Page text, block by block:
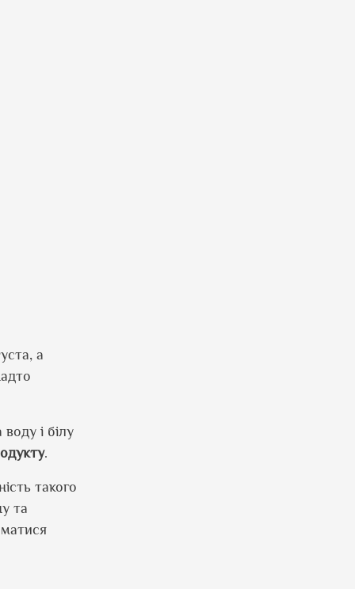
а
і білу
.
такого
та